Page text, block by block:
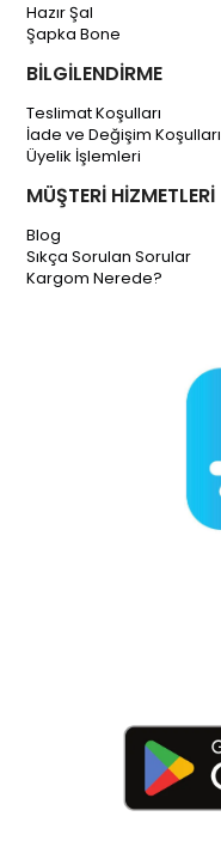
Hazır Şal
Şapka Bone
BİLGİLENDİRME
Teslimat Koşulları
İade ve Değişim Koşulları
Üyelik İşlemleri
MÜŞTERİ HİZMETLERİ
Blog
Sıkça Sorulan Sorular
Kargom Nerede?